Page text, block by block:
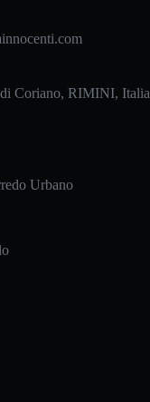
Coriano, RIMINI, Italia
Urbano